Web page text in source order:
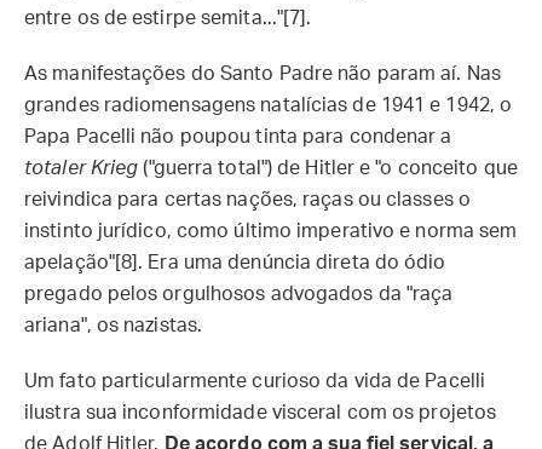
entre os de estirpe semita..."[7].
As manifestações do Santo Padre não param aí. Nas
grandes radiomensagens natalícias de 1941 e 1942, o
Papa Pacelli não poupou tinta para condenar a
totaler Krieg ("guerra total") de Hitler e "o conceito que
reivindica para certas nações, raças ou classes o
instinto jurídico, como último imperativo e norma sem
apelação"[8]. Era uma denúncia direta do ódio
pregado pelos orgulhosos advogados da "raça
ariana", os nazistas.
Um fato particularmente curioso da vida de Pacelli
ilustra sua inconformidade visceral com os projetos
de Adolf Hitler. De acordo com a sua fiel serviçal, a